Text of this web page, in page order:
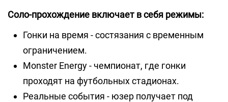
Соло-прохождение включает в себя режимы:
Гонки на время - состязания с временным
ограничением.
Monster Energy - чемпионат, где гонки
проходят на футбольных стадионах.
Реальные события - юзер получает под